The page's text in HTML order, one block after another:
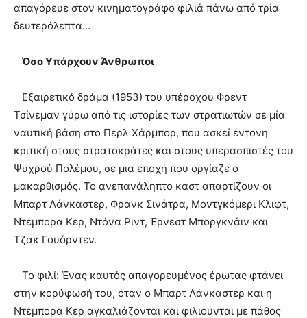
απαγόρευε στον κινηματογράφο φιλιά πάνω από τρία
δευτερόλεπτα…
Όσο Υπάρχουν Άνθρωποι
Εξαιρετικό δράμα (1953) του υπέροχου Φρεντ
Τσίνεμαν γύρω από τις ιστορίες των στρατιωτών σε μία
ναυτική βάση στο Περλ Χάρμπορ, που ασκεί έντονη
κριτική στους στρατοκράτες και στους υπερασπιστές του
Ψυχρού Πολέμου, σε μια εποχή που οργίαζε ο
μακαρθισμός. Το ανεπανάληπτο καστ απαρτίζουν οι
Μπαρτ Λάνκαστερ, Φρανκ Σινάτρα, Μοντγκόμερι Κλιφτ,
Ντέμπορα Κερ, Ντόνα Ριντ, Έρνεστ Μποργκνάιν και
Τζακ Γουόρντεν.
Το φιλί: Ένας καυτός απαγορευμένος έρωτας φτάνει
στην κορύφωσή του, όταν ο Μπαρτ Λάνκαστερ και η
Ντέμπορα Κερ αγκαλιάζονται και φιλιούνται με πάθος